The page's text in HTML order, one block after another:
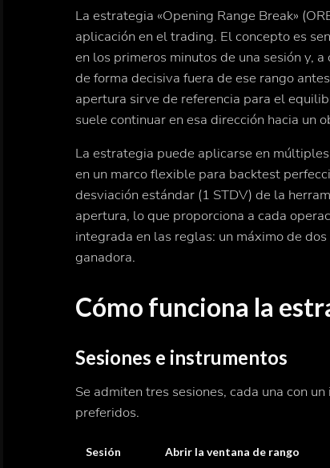
La estrategia «Opening Range Break»
aplicación en el trading. El concepto es
en los primeros minutos de una sesión y,
de forma decisiva fuera de ese rango
apertura sirve de referencia para el
suele continuar en esa dirección hacia un
La estrategia puede aplicarse en
en un marco flexible para backtest
desviación estándar (1 STDV) de la
apertura, lo que proporciona a cada
integrada en las reglas: un máximo de
ganadora.
Cómo funciona la
Sesiones e instrumentos
Se admiten tres sesiones, cada una con
preferidos.
Sesión Abrir la ventana de rango